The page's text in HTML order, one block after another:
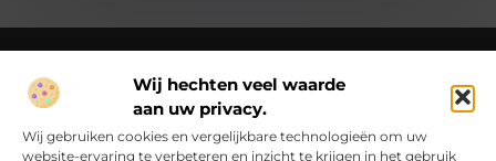
Wij hechten veel waarde
aan uw privacy.
Wij gebruiken cookies en vergelijkbare technologieën om uw
website-ervaring te verbeteren en inzicht te krijgen in het gebruik
Over Ck Producties
Ckproducties.nl – Verhalen die het dagelijks leven kleur
geven.
Ontdek, lees en laat je inspireren door een wereld vol